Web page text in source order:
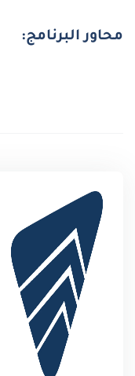
محاور البرنامج: